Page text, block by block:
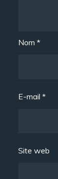
Nom*
E-mail*
Site web